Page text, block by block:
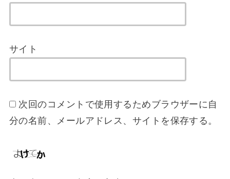
サイト
次回のコメントで使用するためブラウザーに自
分の名前、メールアドレス、サイトを保存する。